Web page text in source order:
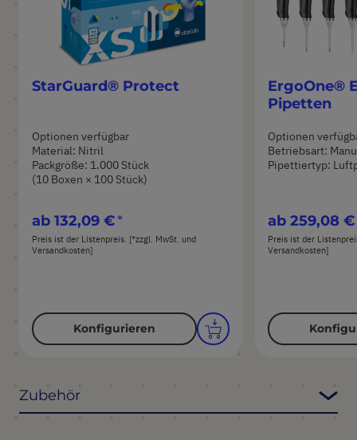
StarGuard® Protect
Optionen verfügbar
Material: Nitril
Packgröße: 1.000 Stück
(10 Boxen × 100 Stück)
ab 132,09 €
Preis ist der Listenpreis. [*zzgl. MwSt. und
Versandkosten]
Konfigurieren
ErgoOne®
Pipetten
Optionen
Betriebsart:
Pipettiertyp:
ab 259,08 €
Preis ist der
Versandkosten]
Zubehör